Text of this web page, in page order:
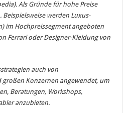
Als Gründe für hohe Preise
werden Luxus-
im Hochpreissegment angeboten
Ferrari oder Designer-Kleidung von
auch von
großen Konzernen angewendet, um
Beratungen, Workshops,
anzubieten.